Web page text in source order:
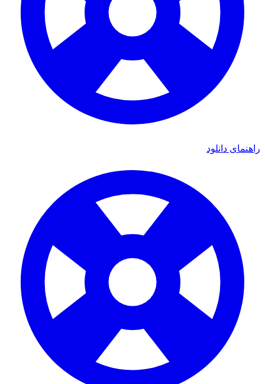
راهنمای دانلود